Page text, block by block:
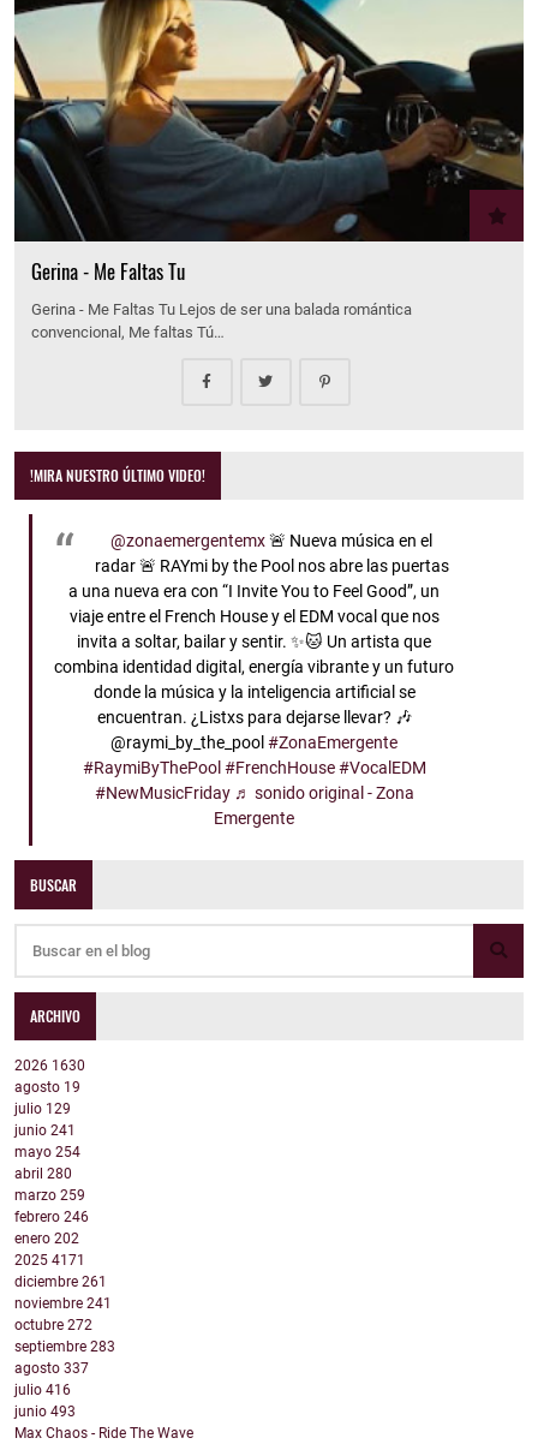
Gerina - Me Faltas Tu
Gerina - Me Faltas Tu Lejos de ser una balada romántica
convencional, Me faltas Tú…
!MIRA NUESTRO ÚLTIMO VIDEO!
@zonaemergentemx🚨 Nueva música en el
radar 🚨 RAYmi by the Pool nos abre las puertas
a una nueva era con “I Invite You to Feel Good”, un
viaje entre el French House y el EDM vocal que nos
invita a soltar, bailar y sentir. ✨🐱 Un artista que
combina identidad digital, energía vibrante y un futuro
donde la música y la inteligencia artificial se
encuentran. ¿Listxs para dejarse llevar? 🎶
@raymi_by_the_pool#ZonaEmergente
#RaymiByThePool #FrenchHouse #VocalEDM
#NewMusicFriday ♬ sonido original - Zona
Emergente
BUSCAR
ARCHIVO
2026 1630
agosto 19
julio 129
junio 241
mayo 254
abril 280
marzo 259
febrero 246
enero 202
2025 4171
diciembre 261
noviembre 241
octubre 272
septiembre 283
agosto 337
julio 416
junio 493
Max Chaos - Ride The Wave